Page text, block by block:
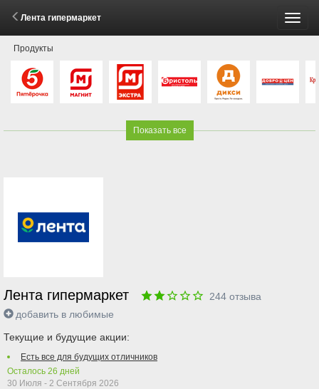
Лента гипермаркет
Продукты
Показать все
Лента гипермаркет 244 отзыва
добавить в любимые
Текущие и будущие акции:
Есть все для будущих отличников
Осталось 26 дней
30 Июля - 2 Сентября 2026